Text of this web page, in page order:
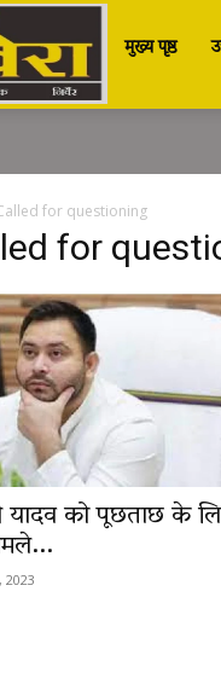
Nutan
नूतन
|
Breaking
मुख्य पृष्ठ
for questioning
for
यादव को पूछताछ के
2023